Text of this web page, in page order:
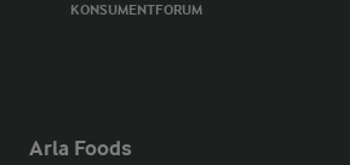
KONSUMENTFORUM
Arla Foods